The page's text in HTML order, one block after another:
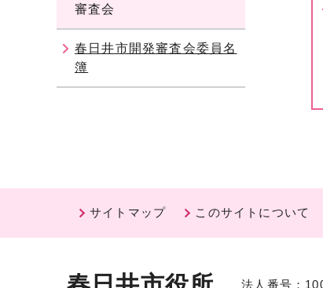
審査会
春日井市開発審査会委員名
簿
サイトマップ このサイトについて
法人番号：